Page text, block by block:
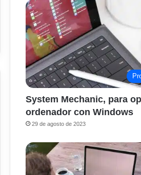
System Mechanic, para
ordenador con Windows
29 de agosto de 2023